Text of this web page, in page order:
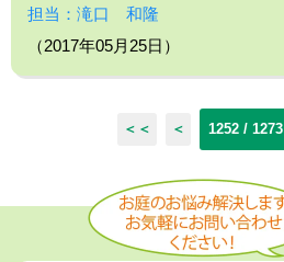
担当：滝口 和隆
（2017年05月25日）
＜＜ ＜ 1252 / 1273